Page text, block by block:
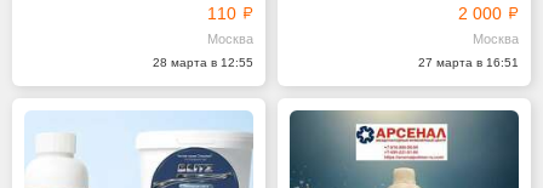
110
Москва
28 марта в 12:55
2 000
Москва
27 марта в 16:51